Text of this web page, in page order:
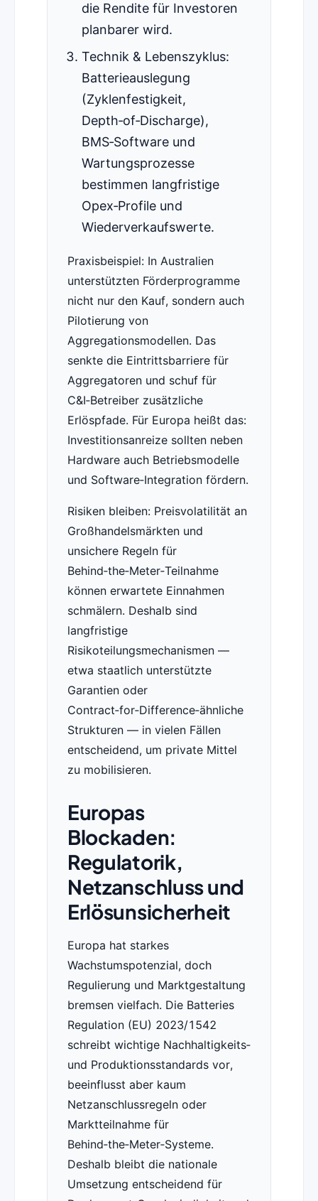
die Rendite für Investoren
planbarer wird.
Technik & Lebenszyklus:
Batterieauslegung
(Zyklenfestigkeit,
Depth‑of‑Discharge),
BMS‑Software und
Wartungsprozesse
bestimmen langfristige
Opex‑Profile und
Wiederverkaufswerte.
Praxisbeispiel: In Australien
unterstützten Förderprogramme
nicht nur den Kauf, sondern auch
Pilotierung von
Aggregationsmodellen. Das
senkte die Eintrittsbarriere für
Aggregatoren und schuf für
C&I‑Betreiber zusätzliche
Erlöspfade. Für Europa heißt das:
Investitionsanreize sollten neben
Hardware auch Betriebsmodelle
und Software‑Integration fördern.
Risiken bleiben: Preisvolatilität an
Großhandelsmärkten und
unsichere Regeln für
Behind‑the‑Meter‑Teilnahme
können erwartete Einnahmen
schmälern. Deshalb sind
langfristige
Risikoteilungsmechanismen —
etwa staatlich unterstützte
Garantien oder
Contract‑for‑Difference‑ähnliche
Strukturen — in vielen Fällen
entscheidend, um private Mittel
zu mobilisieren.
Europas
Blockaden:
Regulatorik,
Netzanschluss und
Erlösunsicherheit
Europa hat starkes
Wachstumspotenzial, doch
Regulierung und Marktgestaltung
bremsen vielfach. Die Batteries
Regulation (EU) 2023/1542
schreibt wichtige Nachhaltigkeits‑
und Produktionsstandards vor,
beeinflusst aber kaum
Netzanschlussregeln oder
Marktteilnahme für
Behind‑the‑Meter‑Systeme.
Deshalb bleibt die nationale
Umsetzung entscheidend für